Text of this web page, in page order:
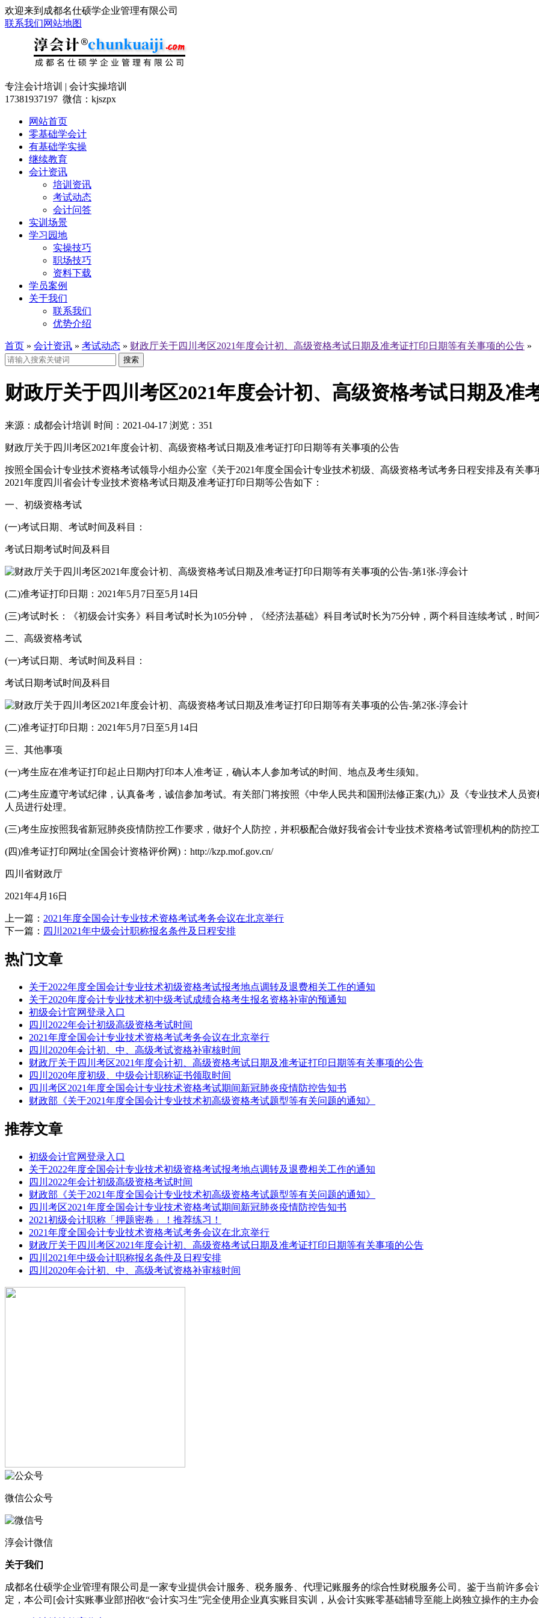
欢迎来到成都名仕硕学企业管理有限公司
联系我们网站地图
专注会计培训 | 会计实操培训
17381937197 微信：kjszpx
网站首页
零基础学会计
有基础学实操
继续教育
会计资讯
培训资讯
考试动态
会计问答
实训场景
学习园地
实操技巧
职场技巧
资料下载
学员案例
关于我们
联系我们
优势介绍
首页 » 会计资讯 » 考试动态 » 财政厅关于四川考区2021年度会计初、高级资格考试日期及准考证打印日期等有关事项的公告 »
搜索
财政厅关于四川考区2021年度会计初、高级资格考试日期及准
来源： 成都会计培训 时间： 2021-04-17 浏览： 351
财政厅关于四川考区2021年度会计初、高级资格考试日期及准考证打印日期等有关事项的公告
按照全国会计专业技术资格考试领导小组办公室《关于2021年度全国会计专业技术初级、高级资格考试考务日程安排及有关
2021年度四川省会计专业技术资格考试日期及准考证打印日期等公告如下：
一、初级资格考试
(一)考试日期、考试时间及科目：
考试日期考试时间及科目
(二)准考证打印日期：2021年5月7日至5月14日
(三)考试时长：《初级会计实务》科目考试时长为105分钟，《经济法基础》科目考试时长为75分钟，两个科目连续考试，时间
二、高级资格考试
(一)考试日期、考试时间及科目：
考试日期考试时间及科目
(二)准考证打印日期：2021年5月7日至5月14日
三、其他事项
(一)考生应在准考证打印起止日期内打印本人准考证，确认本人参加考试的时间、地点及考生须知。
(二)考生应遵守考试纪律，认真备考，诚信参加考试。有关部门将按照《中华人民共和国刑法修正案(九)》及《专业技术人员
人员进行处理。
(三)考生应按照我省新冠肺炎疫情防控工作要求，做好个人防控，并积极配合做好我省会计专业技术资格考试管理机构的防控
(四)准考证打印网址(全国会计资格评价网)：http://kzp.mof.gov.cn/
四川省财政厅
2021年4月16日
上一篇： 2021年度全国会计专业技术资格考试考务会议在北京举行
下一篇： 四川2021年中级会计职称报名条件及日程安排
热门文章
关于2022年度全国会计专业技术初级资格考试报考地点调转及退费相关工作的通知
关于2020年度会计专业技术初中级考试成绩合格考生报名资格补审的预通知
初级会计官网登录入口
四川2022年会计初级高级资格考试时间
2021年度全国会计专业技术资格考试考务会议在北京举行
四川2020年会计初、中、高级考试资格补审核时间
财政厅关于四川考区2021年度会计初、高级资格考试日期及准考证打印日期等有关事项的公告
四川2020年度初级、中级会计职称证书领取时间
四川考区2021年度全国会计专业技术资格考试期间新冠肺炎疫情防控告知书
财政部《关于2021年度全国会计专业技术初高级资格考试题型等有关问题的通知》
推荐文章
初级会计官网登录入口
关于2022年度全国会计专业技术初级资格考试报考地点调转及退费相关工作的通知
四川2022年会计初级高级资格考试时间
财政部《关于2021年度全国会计专业技术初高级资格考试题型等有关问题的通知》
四川考区2021年度全国会计专业技术资格考试期间新冠肺炎疫情防控告知书
2021初级会计职称「押题密卷」！推荐练习！
2021年度全国会计专业技术资格考试考务会议在北京举行
财政厅关于四川考区2021年度会计初、高级资格考试日期及准考证打印日期等有关事项的公告
四川2021年中级会计职称报名条件及日程安排
四川2020年会计初、中、高级考试资格补审核时间
微信公众号
淳会计微信
关于我们
成都名仕硕学企业管理有限公司是一家专业提供会计服务、税务服务、代理记账服务的综合性财税服务公司。鉴于当前许多
定，本公司[会计实账事业部]招收“会计实习生”完全使用企业真实账目实训，从会计实账零基础辅导至能上岗独立操作的主办